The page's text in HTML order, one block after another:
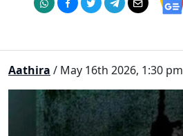
Aathira / May 16th 2026, 1:30 pm